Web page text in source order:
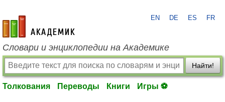
academic.ru
EN DE ES FR
Словари и энциклопедии на Академике
Найти!
Толкования Переводы Книги Игры ⚽